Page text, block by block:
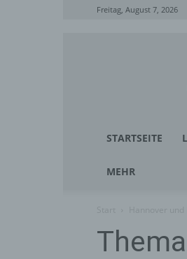
Freitag, August 7, 2026
STARTSEITE
MEHR